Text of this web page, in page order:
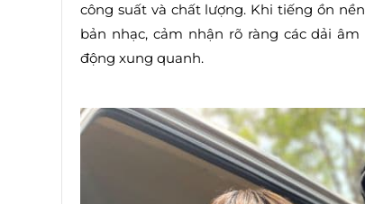
công suất và chất lượng. Khi tiếng ồn
bản nhạc, cảm nhận rõ ràng các dải
động xung quanh.